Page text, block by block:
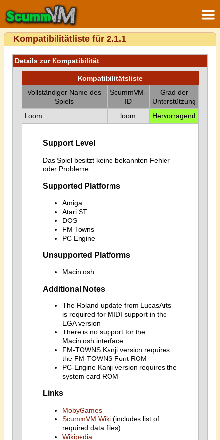
Kompatibilitätliste für 2.1.1
Details zur Kompatibilität
Kompatibilitätsliste
Vollständiger Name des
Spiels
ScummVM-
ID
Grad der
Unterstützung
Loom
loom Hervorragend
Support Level
Das Spiel besitzt keine bekannten Fehler
oder Probleme.
Supported Platforms
Amiga
Atari ST
DOS
FM Towns
PC Engine
Unsupported Platforms
Macintosh
Additional Notes
The Roland update from LucasArts
is required for MIDI support in the
EGA version
There is no support for the
Macintosh interface
FM-TOWNS Kanji version requires
the FM-TOWNS Font ROM
PC-Engine Kanji version requires the
system card ROM
Links
MobyGames
ScummVM Wiki(includes list of
required data files)
Wikipedia